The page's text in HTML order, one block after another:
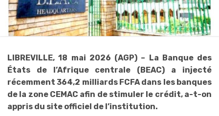
LIBREVILLE, 18 mai 2026 (AGP) – La Banque des
États de l’Afrique centrale (BEAC) a injecté
récemment 364,2 milliards FCFA dans les banques
de la zone CEMAC afin de stimuler le crédit, a-t-on
appris du site officiel de l’institution.